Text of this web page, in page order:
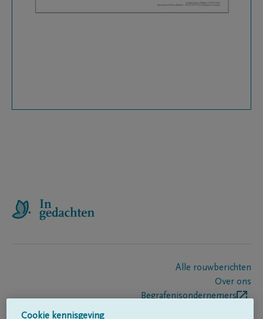
Alle rouwberichten
Over ons
Begrafenisondernemers
Cookie kennisgeving